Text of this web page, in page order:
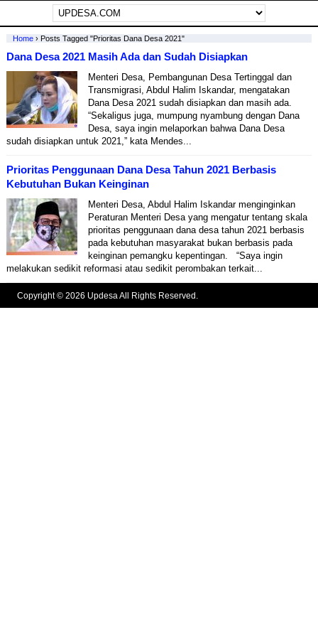
Home› Posts Tagged "prioritas Dana Desa 2021"
Dana Desa 2021 Masih Ada dan Sudah Disiapkan
Menteri Desa, Pembangunan Desa Tertinggal dan
Transmigrasi, Abdul Halim Iskandar, mengatakan
Dana Desa 2021 sudah disiapkan dan masih ada.
“Sekaligus juga, mumpung nyambung dengan Dana
Desa, saya ingin melaporkan bahwa Dana Desa
sudah disiapkan untuk 2021,” kata Mendes...
Prioritas Penggunaan Dana Desa Tahun 2021 Berbasis
Kebutuhan Bukan Keinginan
Menteri Desa, Abdul Halim Iskandar menginginkan
Peraturan Menteri Desa yang mengatur tentang skala
prioritas penggunaan dana desa tahun 2021 berbasis
pada kebutuhan masyarakat bukan berbasis pada
keinginan pemangku kepentingan. “Saya ingin
melakukan sedikit reformasi atau sedikit perombakan terkait...
Copyright © 2026 Updesa All Rights Reserved.